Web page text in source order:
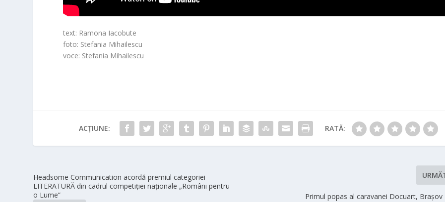
text: Ramona Iacobute
foto: Stefania Mihailescu
voce: Stefania Mihailescu
ACȚIUNE: RATĂ:
Headsome Communication acordă premiul categoriei
LITERATURĂ din cadrul competiției naționale „Români pentru
o Lume”
Primul popas al caravanei Docuart, Brașov